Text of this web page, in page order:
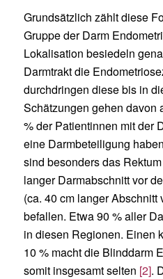
Grundsätzlich zählt diese
Gruppe der Darm
Lokalisation besiedeln
Darmtrakt die
durchdringen diese bis in
Schätzungen gehen davon
% der Patientinnen mit der
eine Darmbeteiligung
sind besonders das
langer Darmabschnitt vor
(ca. 40 cm langer Abschnitt
befallen. Etwa 90 % aller
in diesen Regionen. Einen
10 % macht die Blinddarm
somit insgesamt selten [2].